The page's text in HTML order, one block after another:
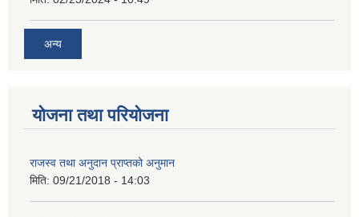
अन्य
योजना तथा परियोजना
राजस्व तथा अनुदान प्राप्तको अनुमान
मिति: 09/21/2018 - 14:03